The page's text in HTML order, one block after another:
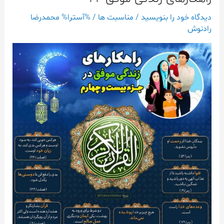
دیدگاه‌ خود را بنویسید / مناسبت ها / %آسترا% محمدرضا
رادنوش
زندگی
موفق
۲۴